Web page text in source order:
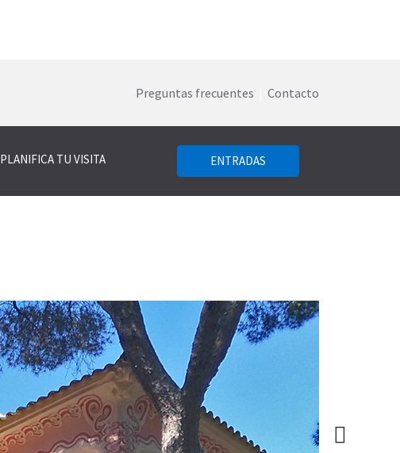
Preguntas frecuentes Contacto
PLANIFICA TU VISITA ENTRADAS